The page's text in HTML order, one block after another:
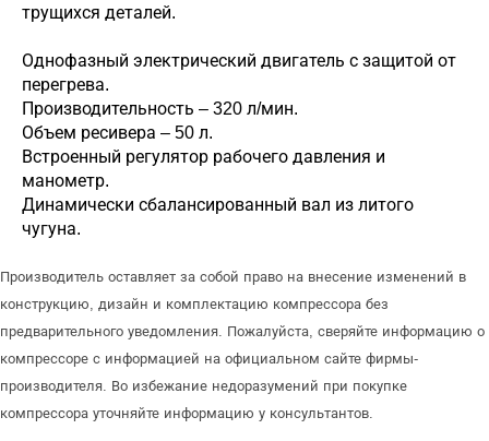
трущихся деталей.
Однофазный электрический двигатель с защитой от
перегрева.
Производительность – 320 л/мин.
Объем ресивера – 50 л.
Встроенный регулятор рабочего давления и
манометр.
Динамически сбалансированный вал из литого
чугуна.
Производитель оставляет за собой право на внесение изменений в
конструкцию, дизайн и комплектацию компрессора без
предварительного уведомления. Пожалуйста, сверяйте информацию о
компрессоре с информацией на официальном сайте фирмы-
производителя. Во избежание недоразумений при покупке
компрессора уточняйте информацию у консультантов.